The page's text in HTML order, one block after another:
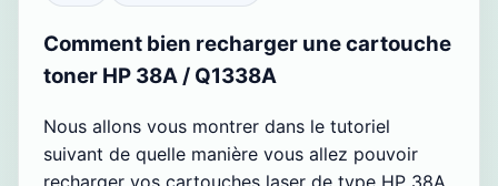
Comment bien recharger une cartouche
toner HP 38A / Q1338A
Nous allons vous montrer dans le tutoriel
suivant de quelle manière vous allez pouvoir
recharger vos cartouches laser de type HP 38A